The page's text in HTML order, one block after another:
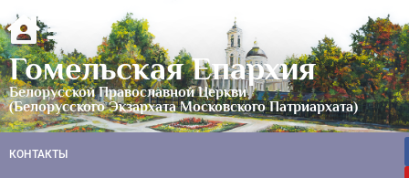
Гомельская Епархия
Белорусской Православной Церкви
(Белорусского Экзархата Московского Патриархата)
КОНТАКТЫ